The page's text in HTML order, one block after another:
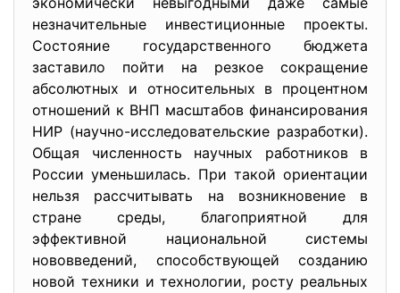
незначительные инвестиционные проекты.
Состояние государственного бюджета
заставило пойти на резкое сокращение
абсолютных и относительных в процентном
отношений к ВНП масштабов финансирования
НИР (научно-исследовательские разработки).
Общая численность научных работников в
России уменьшилась. При такой ориентации
нельзя рассчитывать на возникновение в
стране среды, благоприятной для
эффективной национальной системы
нововведений, способствующей созданию
новой техники и технологии, росту реальных